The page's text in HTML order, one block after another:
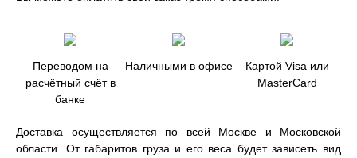
Переводом на
расчётный счёт в
банке
Наличными в офисе
Картой Visa или
MasterCard
Доставка осуществляется по всей Москве и Московской
области. От габаритов груза и его веса будет зависеть вид